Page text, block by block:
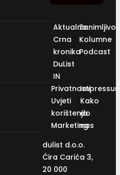
Aktualno
Crna
kronika
DuList
IN
Kolumne
Podcast
Privatnosti
Uvjeti
korištenja
Marketing
Kako
do
nas
dulist d.o.o.
Ćira Carića 3,
20 000